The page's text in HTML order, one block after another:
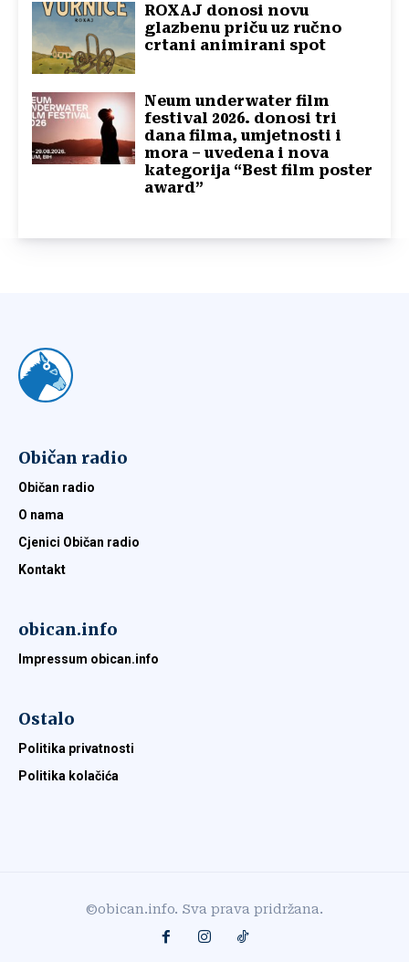
ROXAJ donosi novu
glazbenu priču uz ručno
crtani animirani spot
Neum underwater film
festival 2026. donosi tri
dana filma, umjetnosti i
mora – uvedena i nova
kategorija “Best film poster
award”
Običan radio
Običan radio
O nama
Cjenici Običan radio
Kontakt
obican.info
Impressum obican.info
Ostalo
Politika privatnosti
Politika kolačića
©obican.info. Sva prava pridržana.